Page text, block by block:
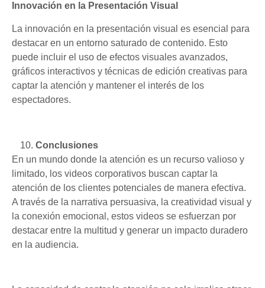
Innovación en la Presentación Visual
La innovación en la presentación visual es esencial para
destacar en un entorno saturado de contenido. Esto
puede incluir el uso de efectos visuales avanzados,
gráficos interactivos y técnicas de edición creativas para
captar la atención y mantener el interés de los
espectadores.
Conclusiones
En un mundo donde la atención es un recurso valioso y
limitado, los videos corporativos buscan captar la
atención de los clientes potenciales de manera efectiva.
A través de la narrativa persuasiva, la creatividad visual y
la conexión emocional, estos videos se esfuerzan por
destacar entre la multitud y generar un impacto duradero
en la audiencia.